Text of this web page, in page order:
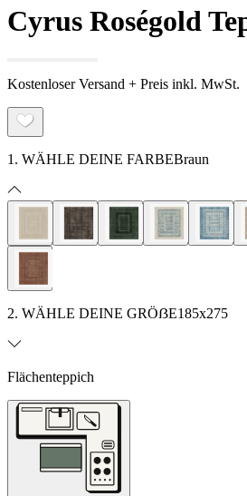
Cyrus Roségold
Kostenloser Versand + Preis inkl. MwSt.
1. WÄHLE DEINE FARBEBraun
2. WÄHLE DEINE GRÖẞE185x275
Flächenteppich